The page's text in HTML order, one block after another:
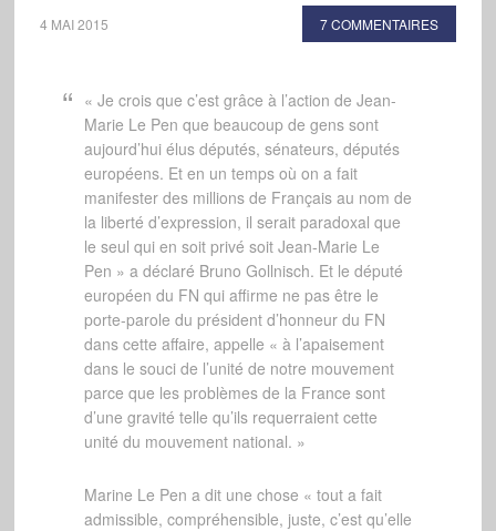
4 MAI 2015 7 COMMENTAIRES
« Je crois que c’est grâce à l’action de Jean-
Marie Le Pen que beaucoup de gens sont
aujourd’hui élus députés, sénateurs, députés
européens. Et en un temps où on a fait
manifester des millions de Français au nom de
la liberté d’expression, il serait paradoxal que
le seul qui en soit privé soit Jean-Marie Le
Pen » a déclaré Bruno Gollnisch. Et le député
européen du FN qui affirme ne pas être le
porte-parole du président d’honneur du FN
dans cette affaire, appelle « à l’apaisement
dans le souci de l’unité de notre mouvement
parce que les problèmes de la France sont
d’une gravité telle qu’ils requerraient cette
unité du mouvement national. »
Marine Le Pen a dit une chose « tout a fait
admissible, compréhensible, juste, c’est qu’elle